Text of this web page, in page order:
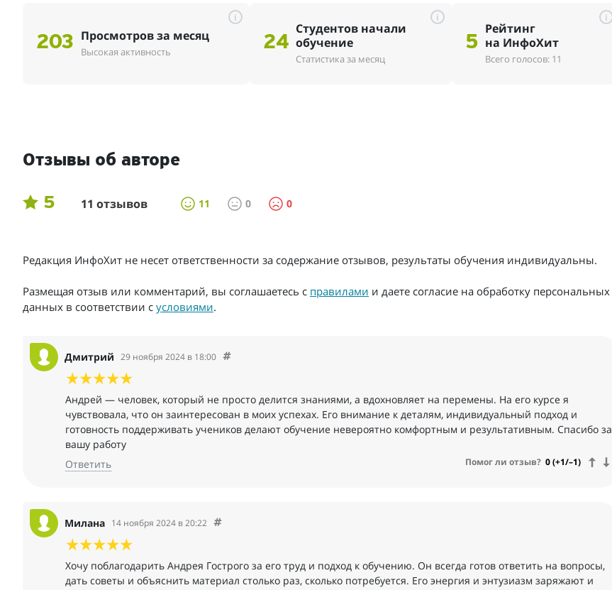
203 Просмотров за месяц
Высокая активность
i
24
Студентов начали
обучение
Статистика за месяц
i
5
Рейтинг
на ИнфоХит
Всего голосов: 11
i
Отзывы об авторе
5 11 отзывов 11 0 0
Редакция ИнфоХит не несет ответственности за содержание отзывов, результаты обучения индивидуальны.
Размещая отзыв или комментарий, вы соглашаетесь с правилами и даете согласие на обработку персональных
данных в соответствии с условиями.
Дмитрий 29 ноября 2024 в 18:00
Андрей — человек, который не просто делится знаниями, а вдохновляет на перемены. На его курсе я
чувствовала, что он заинтересован в моих успехах. Его внимание к деталям, индивидуальный подход и
готовность поддерживать учеников делают обучение невероятно комфортным и результативным. Спасибо за
вашу работу
Ответить
Помог ли отзыв? 0 (+1/–1)
Милана 14 ноября 2024 в 20:22
Хочу поблагодарить Андрея Гострого за его труд и подход к обучению. Он всегда готов ответить на вопросы,
дать советы и объяснить материал столько раз, сколько потребуется. Его энергия и энтузиазм заряжают и